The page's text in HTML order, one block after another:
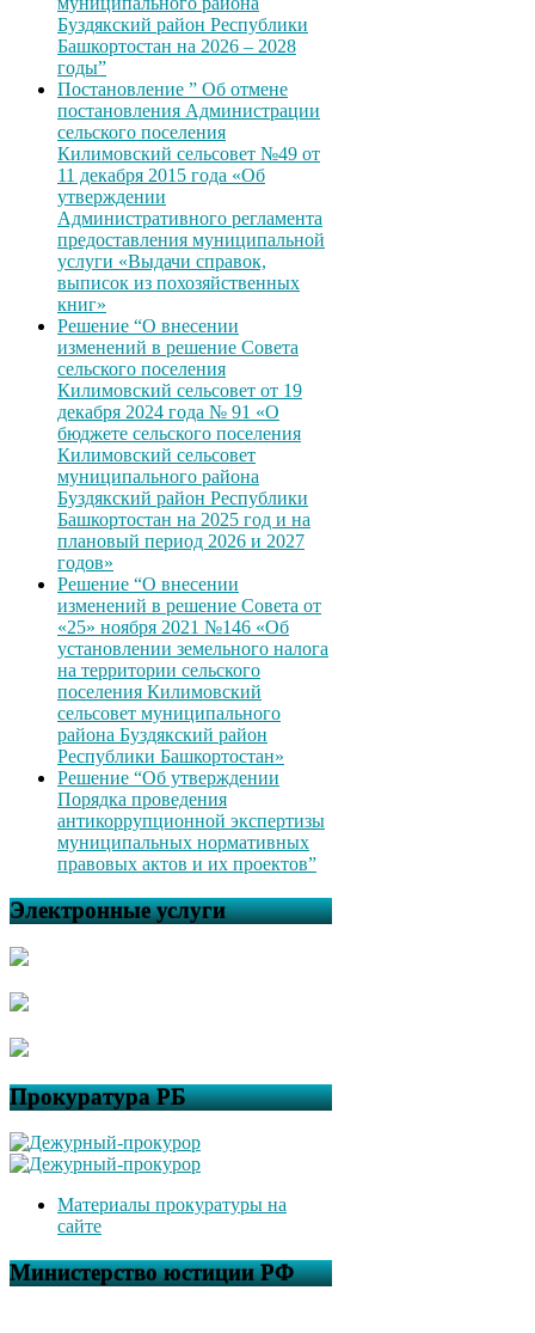
Буздякский район Республики
Башкортостан на 2026 – 2028
годы”
Постановление ” Об отмене
постановления Администрации
сельского поселения
Килимовский сельсовет №49 от
11 декабря 2015 года «Об
утверждении
Административного регламента
предоставления муниципальной
услуги «Выдачи справок,
выписок из похозяйственных
книг»
Решение “О внесении
изменений в решение Совета
сельского поселения
Килимовский сельсовет от 19
декабря 2024 года № 91 «О
бюджете сельского поселения
Килимовский сельсовет
муниципального района
Буздякский район Республики
Башкортостан на 2025 год и на
плановый период 2026 и 2027
годов»
Решение “О внесении
изменений в решение Совета от
«25» ноября 2021 №146 «Об
установлении земельного налога
на территории сельского
поселения Килимовский
сельсовет муниципального
района Буздякский район
Республики Башкортостан»
Решение “Об утверждении
Порядка проведения
антикоррупционной экспертизы
муниципальных нормативных
правовых актов и их проектов”
Электронные услуги
Прокуратура РБ
Материалы прокуратуры на
сайте
Министерство юстиции РФ